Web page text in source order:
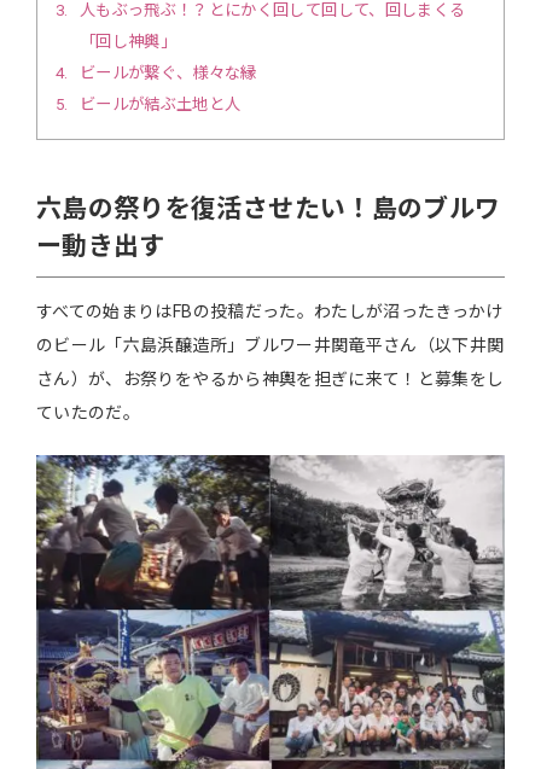
3
人もぶっ飛ぶ！？とにかく回して回して、回しまくる
「回し神輿」
4
ビールが繋ぐ、様々な縁
5
ビールが結ぶ土地と人
六島の祭りを復活させたい！島のブルワ
ー動き出す
すべての始まりはFBの投稿だった。わたしが沼ったきっかけ
のビール「六島浜醸造所」ブルワー井関竜平さん（以下井関
さん）が、お祭りをやるから神輿を担ぎに来て！と募集をし
ていたのだ。